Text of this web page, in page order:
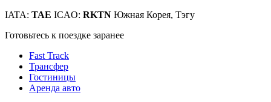
IATA: TAE ICAO: RKTN Южная Корея, Тэгу
Готовьтесь к поездке заранее
Fast Track
Трансфер
Гостиницы
Аренда авто